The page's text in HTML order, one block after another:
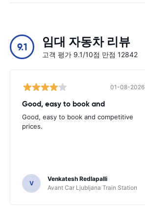
9.1 임대 자동차 리뷰
고객 평가 9.1/10점 만점 12842
01-08-2026
Good, easy to book and
Good, easy to book and competitive
prices.
V
Venkatesh Redlapalli
Avant Car Ljubljana Train Station